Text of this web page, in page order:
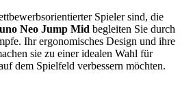
Spieler sind, die
Neo Jump Mid begleiten Sie durch
Ihr ergonomisches Design und ihre
sie zu einer idealen Wahl für
dem Spielfeld verbessern möchten.